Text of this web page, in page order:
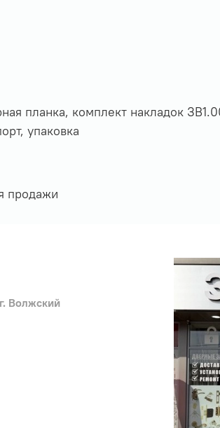
планка, комплект накладок
упаковка
продажи
г. Волжский